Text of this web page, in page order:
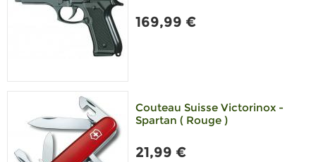
169,99 €
Couteau Suisse Victorinox -
Spartan ( Rouge )
21,99 €